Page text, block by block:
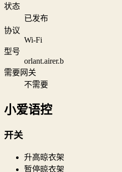
状态
已发布
协议
Wi‑Fi
型号
orlant.airer.b
需要网关
不需要
小爱语控
开关
升高晾衣架
暂停晾衣架